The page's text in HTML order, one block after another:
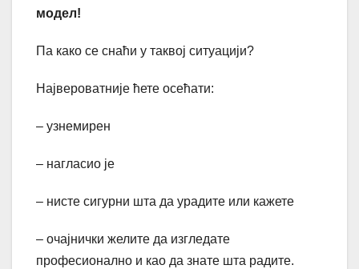
модел!
Па како се снаћи у таквој ситуацији?
Највероватније ћете осећати:
– узнемирен
– нагласио је
– нисте сигурни шта да урадите или кажете
– очајнички желите да изгледате
професионално и као да знате шта радите.